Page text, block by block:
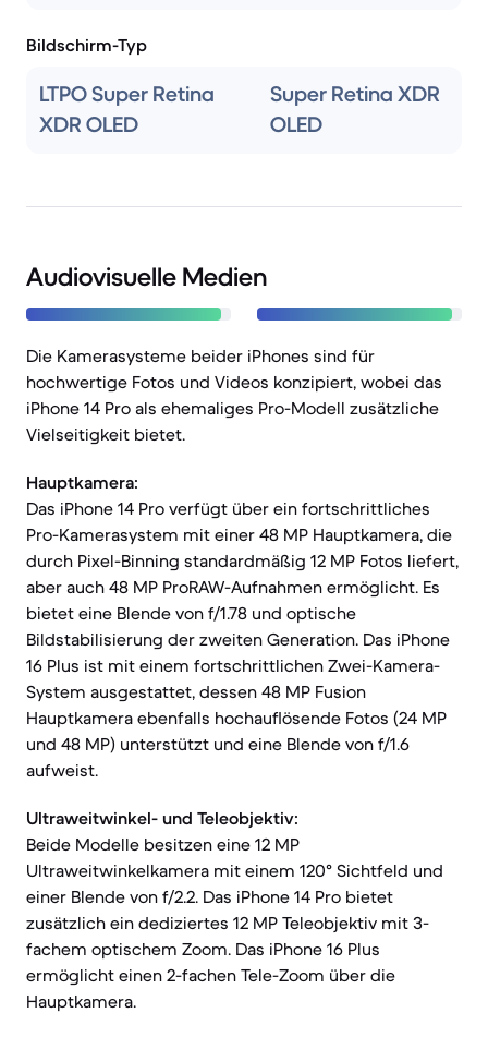
Bildschirm-Typ
LTPO Super Retina
XDR OLED
Super Retina XDR
OLED
Audiovisuelle Medien
Die Kamerasysteme beider iPhones sind für
hochwertige Fotos und Videos konzipiert, wobei das
iPhone 14 Pro als ehemaliges Pro-Modell zusätzliche
Vielseitigkeit bietet.
Hauptkamera:
Das iPhone 14 Pro verfügt über ein fortschrittliches
Pro-Kamerasystem mit einer 48 MP Hauptkamera, die
durch Pixel-Binning standardmäßig 12 MP Fotos liefert,
aber auch 48 MP ProRAW-Aufnahmen ermöglicht. Es
bietet eine Blende von f/1.78 und optische
Bildstabilisierung der zweiten Generation. Das iPhone
16 Plus ist mit einem fortschrittlichen Zwei-Kamera-
System ausgestattet, dessen 48 MP Fusion
Hauptkamera ebenfalls hochauflösende Fotos (24 MP
und 48 MP) unterstützt und eine Blende von f/1.6
aufweist.
Ultraweitwinkel- und Teleobjektiv:
Beide Modelle besitzen eine 12 MP
Ultraweitwinkelkamera mit einem 120° Sichtfeld und
einer Blende von f/2.2. Das iPhone 14 Pro bietet
zusätzlich ein dediziertes 12 MP Teleobjektiv mit 3-
fachem optischem Zoom. Das iPhone 16 Plus
ermöglicht einen 2-fachen Tele-Zoom über die
Hauptkamera.